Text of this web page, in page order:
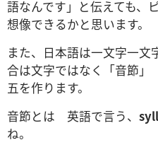
語なんです」と伝えても、
想像できるかと思います。
また、日本語は一文字一文
合は文字ではなく「音節」
五を作ります。
音節とは 英語で言う、
ね。